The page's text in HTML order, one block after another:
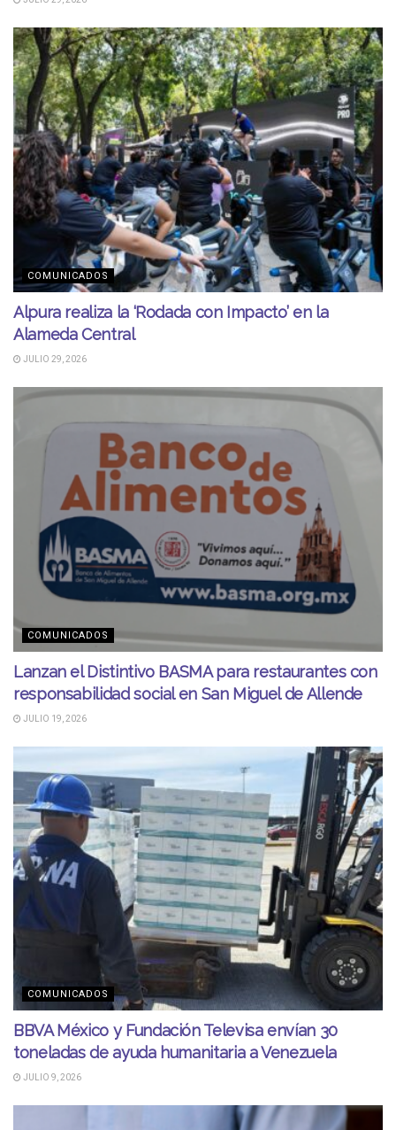
COMUNICADOS
Alpura realiza la ‘Rodada con Impacto’ en la
Alameda Central
JULIO 29, 2026
COMUNICADOS
Lanzan el Distintivo BASMA para restaurantes con
responsabilidad social en San Miguel de Allende
JULIO 19, 2026
COMUNICADOS
BBVA México y Fundación Televisa envían 30
toneladas de ayuda humanitaria a Venezuela
JULIO 9, 2026